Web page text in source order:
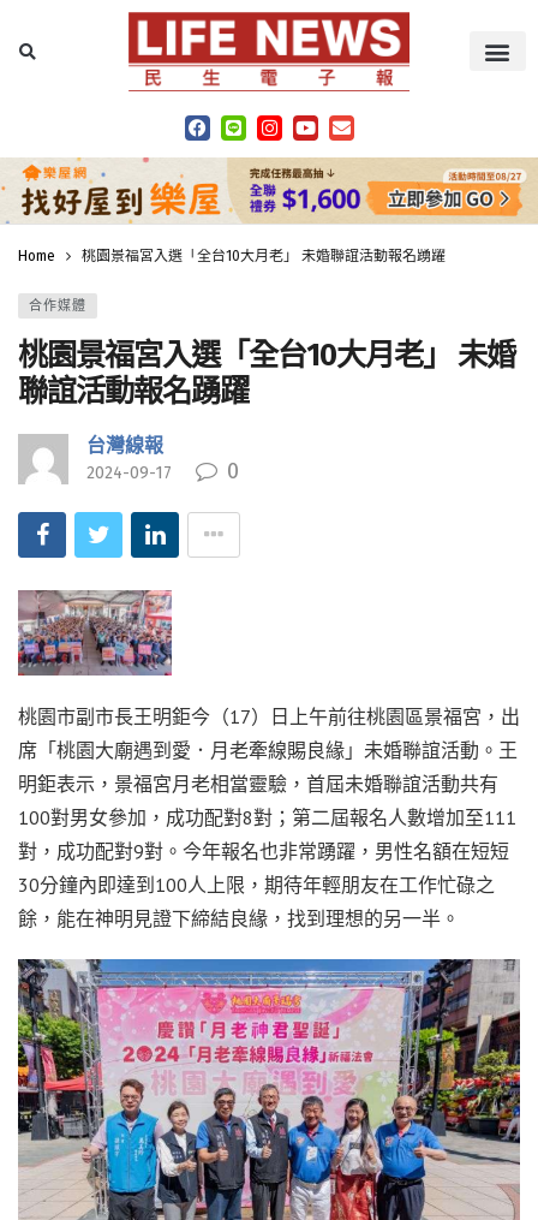
Home 桃園景福宮入選「全台10大月老」 未婚聯誼活動報名踴躍
合作媒體
桃園景福宮入選「全台10大月老」 未婚
聯誼活動報名踴躍
台灣線報
2024-09-17 0
桃園市副市長王明鉅今（17）日上午前往桃園區景福宮，出
席「桃園大廟遇到愛．月老牽線賜良緣」未婚聯誼活動。王
明鉅表示，景福宮月老相當靈驗，首屆未婚聯誼活動共有
100對男女參加，成功配對8對；第二屆報名人數增加至111
對，成功配對9對。今年報名也非常踴躍，男性名額在短短
30分鐘內即達到100人上限，期待年輕朋友在工作忙碌之
餘，能在神明見證下締結良緣，找到理想的另一半。